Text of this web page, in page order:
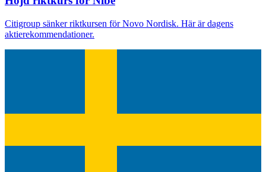
Citigroup sänker riktkursen för Novo Nordisk. Här är dagens
aktierekommendationer.